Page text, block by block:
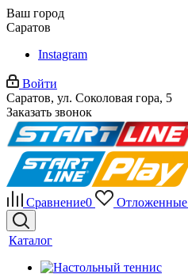
Ваш город
Саратов
Instagram
Войти
Саратов, ул. Соколовая гора, 5
Заказать звонок
Сравнение0 Отложенные
Каталог